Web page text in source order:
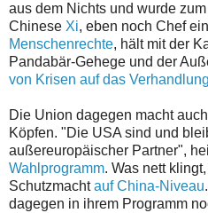
aus dem Nichts und wurde
Chinese Xi, eben noch Chef
Menschenrechte, hält mit der
Pandabär-Gehege und der
von Krisen auf das
Die Union dagegen macht
Köpfen. "Die USA sind und
außereuropäischer Partner",
Wahlprogramm. Was nett
Schutzmachtauf China-Niveau
dagegen in ihrem Programm